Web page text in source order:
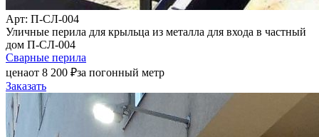
Арт: П-СЛ-004
Уличные перила для крыльца из металла для входа в частный
дом П-СЛ-004
Сварные перила
ценаот 8 200 ₽за погонный метр
Заказать